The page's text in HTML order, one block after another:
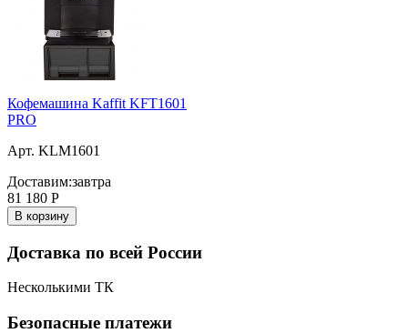
Кофемашина Kaffit KFT1601
PRO
Арт. KLM1601
Доставим:завтра
81 180 Р
В корзину
Доставка по всей России
Несколькими ТК
Безопасные платежи